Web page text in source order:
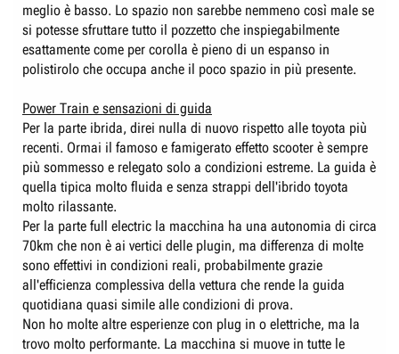
meglio è basso. Lo spazio non sarebbe nemmeno così male se
si potesse sfruttare tutto il pozzetto che inspiegabilmente
esattamente come per corolla è pieno di un espanso in
polistirolo che occupa anche il poco spazio in più presente.
Power Train e sensazioni di guida
Per la parte ibrida, direi nulla di nuovo rispetto alle toyota più
recenti. Ormai il famoso e famigerato effetto scooter è sempre
più sommesso e relegato solo a condizioni estreme. La guida è
quella tipica molto fluida e senza strappi dell'ibrido toyota
molto rilassante.
Per la parte full electric la macchina ha una autonomia di circa
70km che non è ai vertici delle plugin, ma differenza di molte
sono effettivi in condizioni reali, probabilmente grazie
all'efficienza complessiva della vettura che rende la guida
quotidiana quasi simile alle condizioni di prova.
Non ho molte altre esperienze con plug in o elettriche, ma la
trovo molto performante. La macchina si muove in tutte le